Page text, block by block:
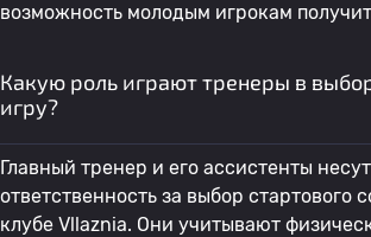
возможность молодым игрокам
Какую роль играют тренеры в
игру?
Главный тренер и его ассистенты
ответственность за выбор стартового
клубе Vllaznia. Они учитывают